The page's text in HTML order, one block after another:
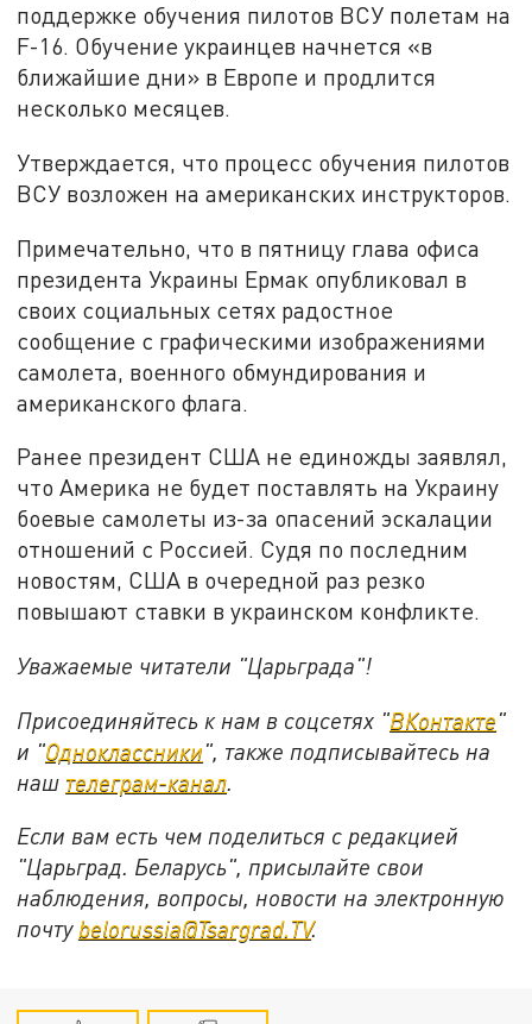
поддержке обучения пилотов ВСУ полетам на
F-16. Обучение украинцев начнется «в
ближайшие дни» в Европе и продлится
несколько месяцев.
Утверждается, что процесс обучения пилотов
ВСУ возложен на американских инструкторов.
Примечательно, что в пятницу глава офиса
президента Украины Ермак опубликовал в
своих социальных сетях радостное
сообщение с графическими изображениями
самолета, военного обмундирования и
американского флага.
Ранее президент США не единожды заявлял,
что Америка не будет поставлять на Украину
боевые самолеты из-за опасений эскалации
отношений с Россией. Судя по последним
новостям, США в очередной раз резко
повышают ставки в украинском конфликте.
Уважаемые читатели "Царьграда"!
Присоединяйтесь к нам в соцсетях "ВКонтакте"
и "Одноклассники", также подписывайтесь на
наш телеграм-канал
Если вам есть чем поделиться с редакцией
"Царьград. Беларусь", присылайте свои
наблюдения, вопросы, новости на электронную
почту belorussia@Tsargrad.TV.